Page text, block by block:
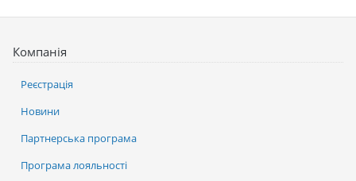
Компанія
Реєстрація
Новини
Партнерська програма
Програма лояльності